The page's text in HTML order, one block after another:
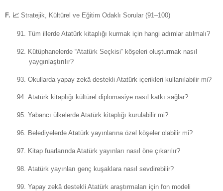
F. 📈 Stratejik, Kültürel ve Eğitim Odaklı Sorular (91–100)
91. Tüm illerde Atatürk kitaplığı kurmak için hangi adımlar atılmalı?
92. Kütüphanelerde “Atatürk Seçkisi” köşeleri oluşturmak nasıl
yaygınlaştırılır?
93. Okullarda yapay zekâ destekli Atatürk içerikleri kullanılabilir mi?
94. Atatürk kitaplığı kültürel diplomasiye nasıl katkı sağlar?
95. Yabancı ülkelerde Atatürk kitaplığı kurulabilir mi?
96. Belediyelerde Atatürk yayınlarına özel köşeler olabilir mi?
97. Kitap fuarlarında Atatürk yayınları nasıl öne çıkarılır?
98. Atatürk yayınları genç kuşaklara nasıl sevdirebilir?
99. Yapay zekâ destekli Atatürk araştırmaları için fon modeli